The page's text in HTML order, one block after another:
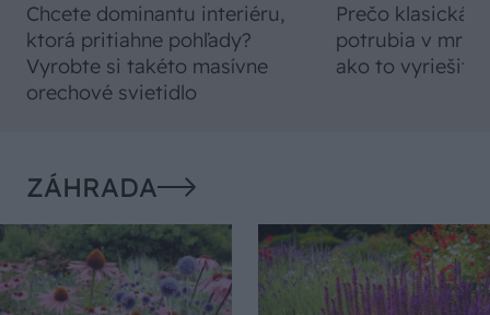
Chcete dominantu interiéru,
ktorá pritiahne pohľady?
Vyrobte si takéto masívne
orechové svietidlo
Prečo klasická
potrubia v
ako to vyriešiť
ZÁHRADA